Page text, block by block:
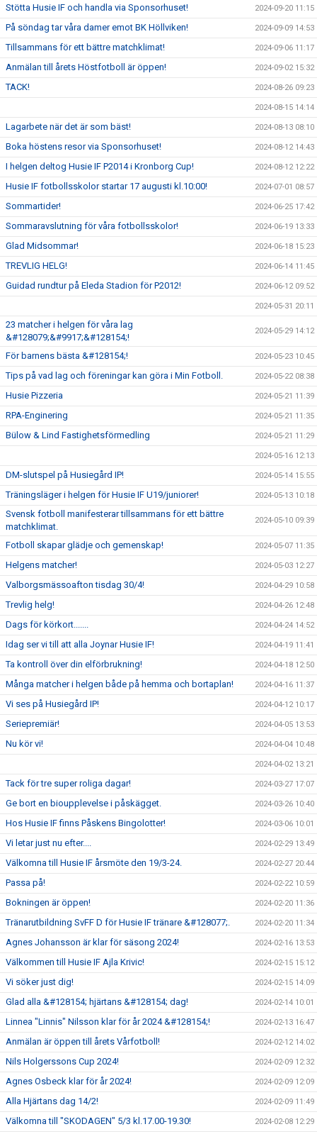
Stötta Husie IF och handla via Sponsorhuset! 2024-09-20 11:15
På söndag tar våra damer emot BK Höllviken! 2024-09-09 14:53
Tillsammans för ett bättre matchklimat! 2024-09-06 11:17
Anmälan till årets Höstfotboll är öppen! 2024-09-02 15:32
TACK! 2024-08-26 09:23
2024-08-15 14:14
Lagarbete när det är som bäst! 2024-08-13 08:10
Boka höstens resor via Sponsorhuset! 2024-08-12 14:43
I helgen deltog Husie IF P2014 i Kronborg Cup! 2024-08-12 12:22
Husie IF fotbollsskolor startar 17 augusti kl.10:00! 2024-07-01 08:57
Sommartider! 2024-06-25 17:42
Sommaravslutning för våra fotbollsskolor! 2024-06-19 13:33
Glad Midsommar! 2024-06-18 15:23
TREVLIG HELG! 2024-06-14 11:45
Guidad rundtur på Eleda Stadion för P2012! 2024-06-12 09:52
2024-05-31 20:11
23 matcher i helgen för våra lag
&#128079;&#9917;&#128154;!
2024-05-29 14:12
För barnens bästa &#128154;! 2024-05-23 10:45
Tips på vad lag och föreningar kan göra i Min Fotboll. 2024-05-22 08:38
Husie Pizzeria 2024-05-21 11:39
RPA-Enginering 2024-05-21 11:35
Bülow & Lind Fastighetsförmedling 2024-05-21 11:29
2024-05-16 12:13
DM-slutspel på Husiegård IP! 2024-05-14 15:55
Träningsläger i helgen för Husie IF U19/juniorer! 2024-05-13 10:18
Svensk fotboll manifesterar tillsammans för ett bättre
matchklimat.
2024-05-10 09:39
Fotboll skapar glädje och gemenskap! 2024-05-07 11:35
Helgens matcher! 2024-05-03 12:27
Valborgsmässoafton tisdag 30/4! 2024-04-29 10:58
Trevlig helg! 2024-04-26 12:48
Dags för körkort....... 2024-04-24 14:52
Idag ser vi till att alla Joynar Husie IF! 2024-04-19 11:41
Ta kontroll över din elförbrukning! 2024-04-18 12:50
Många matcher i helgen både på hemma och bortaplan! 2024-04-16 11:37
Vi ses på Husiegård IP! 2024-04-12 10:17
Seriepremiär! 2024-04-05 13:53
Nu kör vi! 2024-04-04 10:48
2024-04-02 13:21
Tack för tre super roliga dagar! 2024-03-27 17:07
Ge bort en bioupplevelse i påskägget. 2024-03-26 10:40
Hos Husie IF finns Påskens Bingolotter! 2024-03-06 10:01
Vi letar just nu efter.... 2024-02-29 13:49
Välkomna till Husie IF årsmöte den 19/3-24. 2024-02-27 20:44
Passa på! 2024-02-22 10:59
Bokningen är öppen! 2024-02-20 11:36
Tränarutbildning SvFF D för Husie IF tränare &#128077;. 2024-02-20 11:34
Agnes Johansson är klar för säsong 2024! 2024-02-16 13:53
Välkommen till Husie IF Ajla Krivic! 2024-02-15 15:12
Vi söker just dig! 2024-02-15 14:09
Glad alla &#128154; hjärtans &#128154; dag! 2024-02-14 10:01
Linnea "Linnis" Nilsson klar för år 2024 &#128154;! 2024-02-13 16:47
Anmälan är öppen till årets Vårfotboll! 2024-02-12 14:02
Nils Holgerssons Cup 2024! 2024-02-09 12:32
Agnes Osbeck klar för år 2024! 2024-02-09 12:09
Alla Hjärtans dag 14/2! 2024-02-09 11:49
Välkomna till "SKODAGEN" 5/3 kl.17.00-19.30! 2024-02-08 12:29